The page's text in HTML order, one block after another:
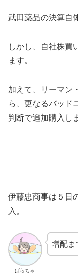
武田薬品の決算自
しかし、自社株買
ます。
加えて、リーマン
ら、更なるバッド
判断で追加購入し
伊藤忠商事は５日
入。
ばらちゃ
増配ま